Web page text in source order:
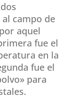
campo de
aquel
fue el
en la
fue el
para